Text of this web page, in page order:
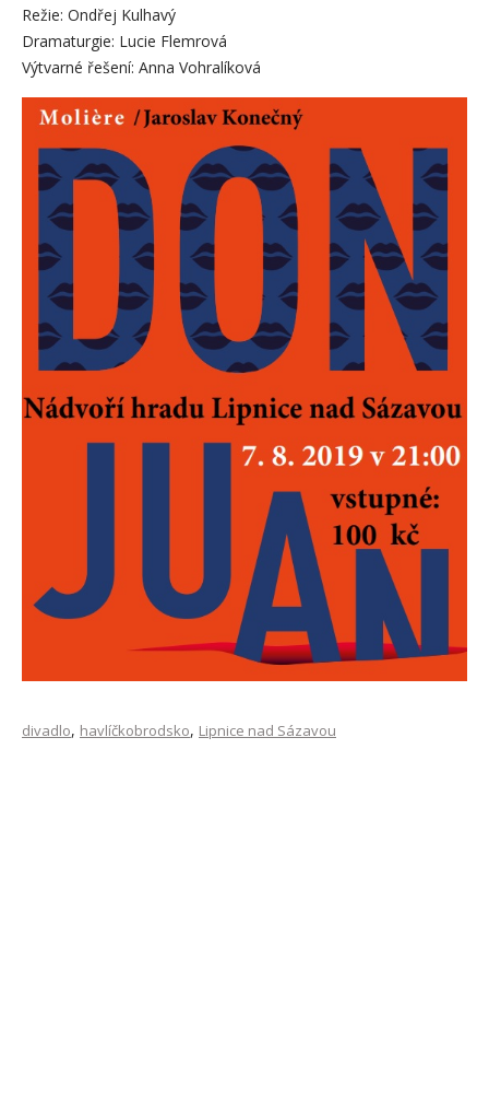
Režie: Ondřej Kulhavý
Dramaturgie: Lucie Flemrová
Výtvarné řešení: Anna Vohralíková
divadlo, havlíčkobrodsko, Lipnice nad Sázavou